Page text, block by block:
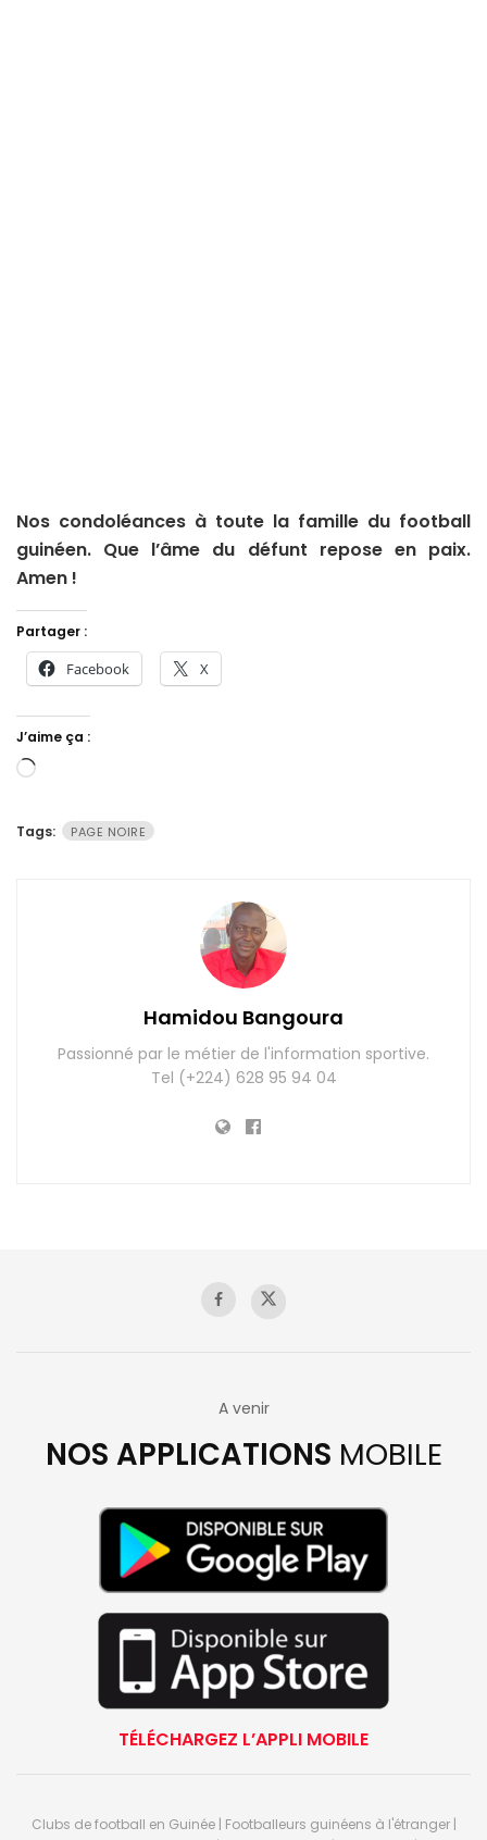
Nos condoléances à toute la famille du football
guinéen. Que l’âme du défunt repose en paix.
Amen !
Partager :
Facebook X
J’aime ça :
Chargement…
Tags: PAGE NOIRE
Hamidou Bangoura
Passionné par le métier de l'information sportive.
Tel (+224) 628 95 94 04
A venir
NOS APPLICATIONS MOBILE
TÉLÉCHARGEZ L’APPLI MOBILE
Clubs de football en Guinée | Footballeurs guinéens à l'étranger |